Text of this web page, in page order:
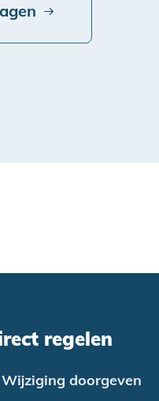
regelen
Wijziging doorgeven